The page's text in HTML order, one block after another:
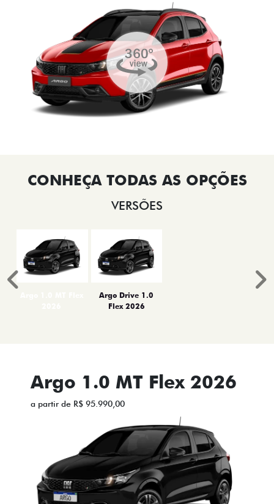
VERSÕES
Argo Drive 1.0
Flex 2026
Anterior
Argo 1.0 MT Flex 2026
a partir de R$ 95.990,00